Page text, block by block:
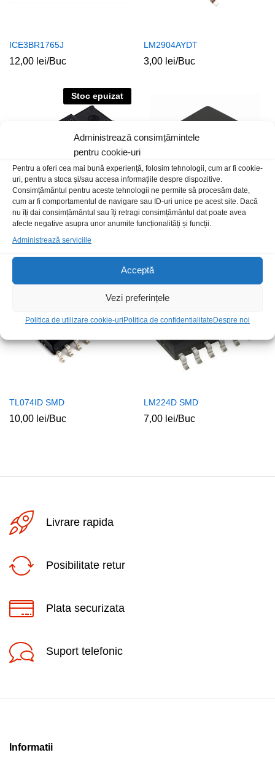
Administrează consimțămintele
pentru cookie-uri
Pentru a oferi cea mai bună experiență, folosim tehnologii, cum ar fi cookie-
uri, pentru a stoca și/sau accesa informațiile despre dispozitive.
Consimțământul pentru aceste tehnologii ne permite să procesăm date,
cum ar fi comportamentul de navigare sau ID-uri unice pe acest site. Dacă
nu îți dai consimțământul sau îți retragi consimțământul dat poate avea
afecte negative asupra unor anumite funcționalități și funcții.
Administrează serviciile
Acceptă
Vezi preferințele
Politica de utilizare cookie-uriPolitica de confidentialitateDespre noi
ICE3BR1765J
12,00 lei/Buc
LM2904AYDT
3,00 lei/Buc
Stoc epuizat
STRW6765N
40,00lei/Buc
LM386
TL074ID SMD
10,00 lei/Buc
LM224D SMD
7,00 lei/Buc
Livrare rapida
Posibilitate retur
Plata securizata
Suport telefonic
Informatii